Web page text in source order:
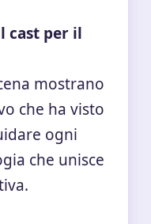
cast per il
mostrano
che ha visto
ogni
che unisce